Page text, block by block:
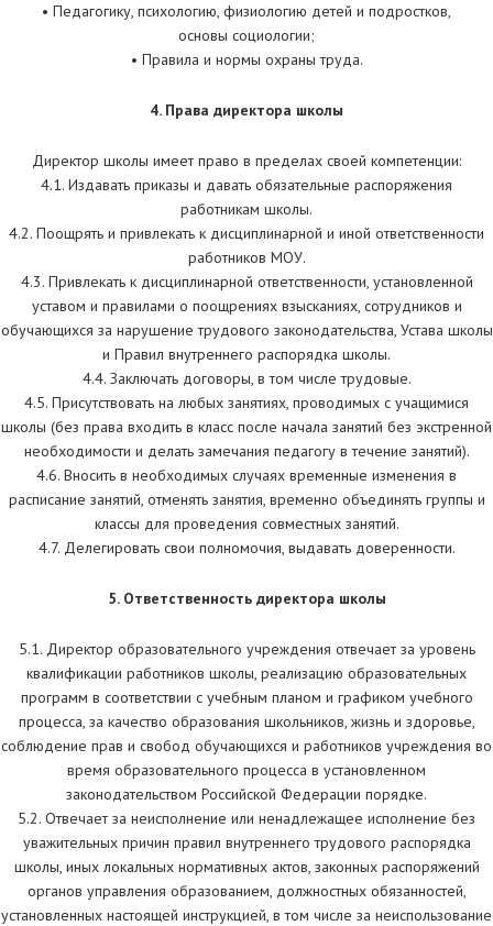
• Педагогику, психологию, физиологию детей и подростков,
основы социологии;
• Правила и нормы охраны труда.
4. Права директора школы
Директор школы имеет право в пределах своей компетенции:
4.1. Издавать приказы и давать обязательные распоряжения
работникам школы.
4.2. Поощрять и привлекать к дисциплинарной и иной ответственности
работников МОУ.
4.3. Привлекать к дисциплинарной ответственности, установленной
уставом и правилами о поощрениях взысканиях, сотрудников и
обучающихся за нарушение трудового законодательства, Устава школы
и Правил внутреннего распорядка школы.
4.4. Заключать договоры, в том числе трудовые.
4.5. Присутствовать на любых занятиях, проводимых с учащимися
школы (без права входить в класс после начала занятий без экстренной
необходимости и делать замечания педагогу в течение занятий).
4.6. Вносить в необходимых случаях временные изменения в
расписание занятий, отменять занятия, временно объединять группы и
классы для проведения совместных занятий.
4.7. Делегировать свои полномочия, выдавать доверенности.
5. Ответственность директора школы
5.1. Директор образовательного учреждения отвечает за уровень
квалификации работников школы, реализацию образовательных
программ в соответствии с учебным планом и графиком учебного
процесса, за качество образования школьников, жизнь и здоровье,
соблюдение прав и свобод обучающихся и работников учреждения во
время образовательного процесса в установленном
законодательством Российской Федерации порядке.
5.2. Отвечает за неисполнение или ненадлежащее исполнение без
уважительных причин правил внутреннего трудового распорядка
школы, иных локальных нормативных актов, законных распоряжений
органов управления образованием, должностных обязанностей,
установленных настоящей инструкцией, в том числе за неиспользование